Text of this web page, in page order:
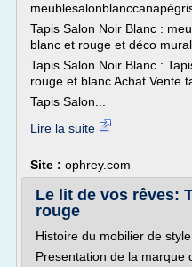
Tapis Salon Noir Blanc :
blanc et rouge et déco
Tapis Salon Noir Blanc :
rouge et blanc Achat Vente
Tapis Salon...
Lire la suite
Site : ophrey.com
Le lit de vos rêves:
rouge
Histoire du mobilier de
Presentation de la marque